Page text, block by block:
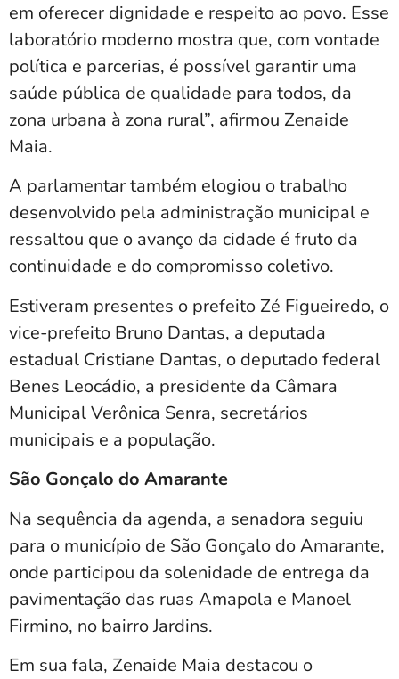
em oferecer dignidade e respeito ao povo. Esse
laboratório moderno mostra que, com vontade
política e parcerias, é possível garantir uma
saúde pública de qualidade para todos, da
zona urbana à zona rural”, afirmou Zenaide
Maia.
A parlamentar também elogiou o trabalho
desenvolvido pela administração municipal e
ressaltou que o avanço da cidade é fruto da
continuidade e do compromisso coletivo.
Estiveram presentes o prefeito Zé Figueiredo, o
vice-prefeito Bruno Dantas, a deputada
estadual Cristiane Dantas, o deputado federal
Benes Leocádio, a presidente da Câmara
Municipal Verônica Senra, secretários
municipais e a população.
São Gonçalo do Amarante
Na sequência da agenda, a senadora seguiu
para o município de São Gonçalo do Amarante,
onde participou da solenidade de entrega da
pavimentação das ruas Amapola e Manoel
Firmino, no bairro Jardins.
Em sua fala, Zenaide Maia destacou o